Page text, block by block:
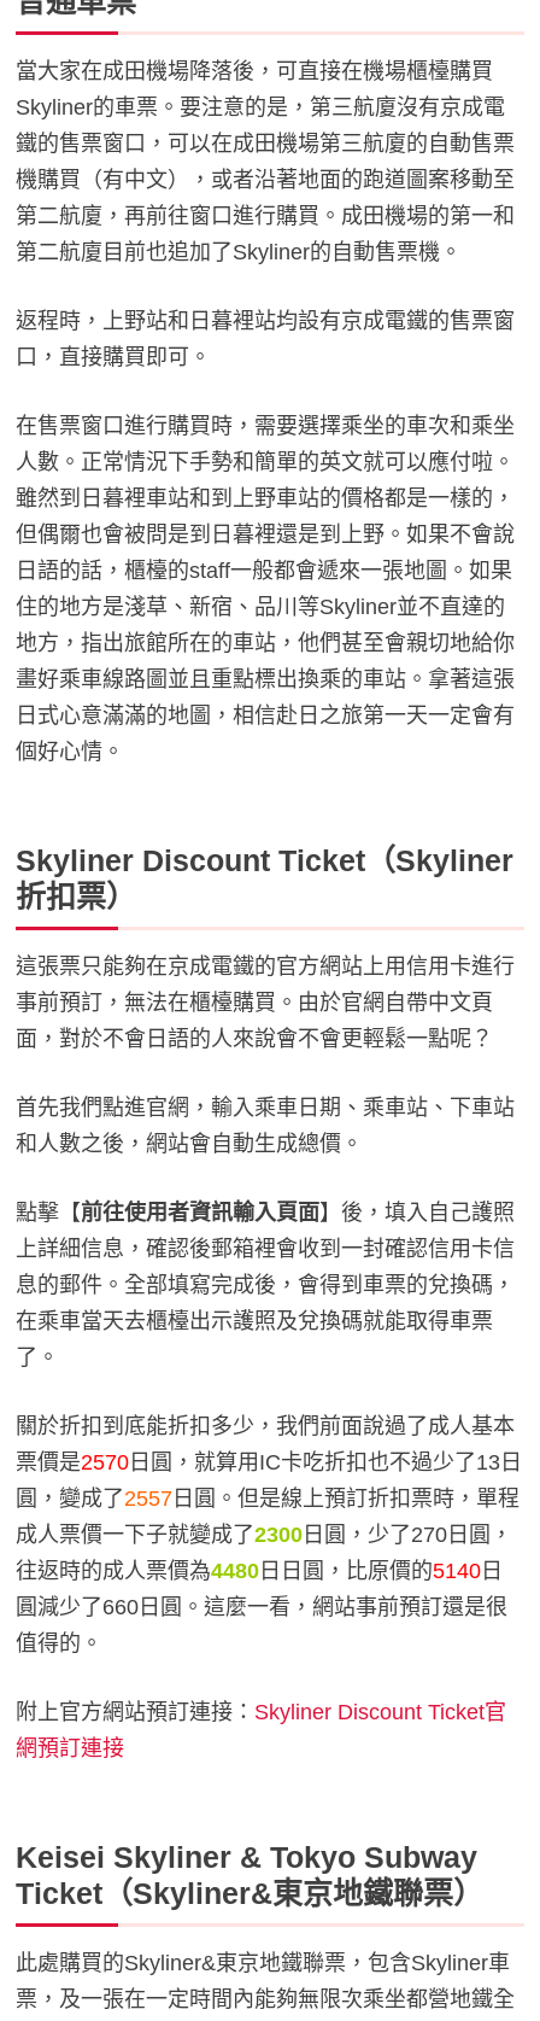
當大家在成田機場降落後，可直接在機場櫃檯購買
Skyliner的車票。要注意的是，第三航廈沒有京成電
鐵的售票窗口，可以在成田機場第三航廈的自動售票
機購買（有中文），或者沿著地面的跑道圖案移動至
第二航廈，再前往窗口進行購買。成田機場的第一和
第二航廈目前也追加了Skyliner的自動售票機。
返程時，上野站和日暮裡站均設有京成電鐵的售票窗
口，直接購買即可。
在售票窗口進行購買時，需要選擇乘坐的車次和乘坐
人數。正常情況下手勢和簡單的英文就可以應付啦。
雖然到日暮裡車站和到上野車站的價格都是一樣的，
但偶爾也會被問是到日暮裡還是到上野。如果不會說
日語的話，櫃檯的staff一般都會遞來一張地圖。如果
住的地方是淺草、新宿、品川等Skyliner並不直達的
地方，指出旅館所在的車站，他們甚至會親切地給你
畫好乘車線路圖並且重點標出換乘的車站。拿著這張
日式心意滿滿的地圖，相信赴日之旅第一天一定會有
個好心情。
Skyliner Discount Ticket（Skyliner
折扣票）
這張票只能夠在京成電鐵的官方網站上用信用卡進行
事前預訂，無法在櫃檯購買。由於官網自帶中文頁
面，對於不會日語的人來說會不會更輕鬆一點呢？
首先我們點進官網，輸入乘車日期、乘車站、下車站
和人數之後，網站會自動生成總價。
點擊【前往使用者資訊輸入頁面】後，填入自己護照
上詳細信息，確認後郵箱裡會收到一封確認信用卡信
息的郵件。全部填寫完成後，會得到車票的兌換碼，
在乘車當天去櫃檯出示護照及兌換碼就能取得車票
了。
關於折扣到底能折扣多少，我們前面說過了成人基本
票價是2570 日圓，就算用IC卡吃折扣也不過少了13日
圓，變成了2557 日圓。但是線上預訂折扣票時，單程
成人票價一下子就變成了2300 日圓，少了270日圓，
往返時的成人票價為4480 日日圓，比原價的5140 日
圓減少了660日圓。這麼一看，網站事前預訂還是很
值得的。
附上官方網站預訂連接： Skyliner Discount Ticket官
網預訂連接
Keisei Skyliner & Tokyo Subway
Ticket（Skyliner&東京地鐵聯票）
此處購買的Skyliner&東京地鐵聯票，包含Skyliner車
票，及一張在一定時間內能夠無限次乘坐都營地鐵全